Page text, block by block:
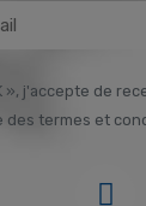
», j'accepte de
des termes et